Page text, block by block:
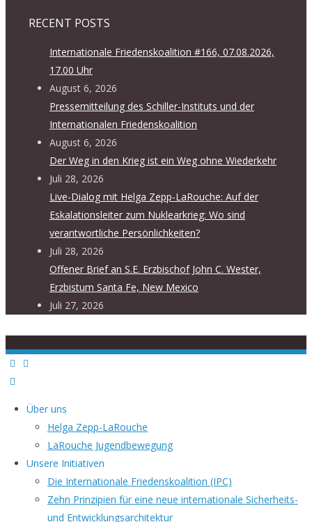
RECENT POSTS
Internationale Friedenskoalition #166, 07.08.2026,
17.00 Uhr
August 6, 2026
Pressemitteilung des Schiller-Instituts und der
Internationalen Friedenskoalition
August 6, 2026
Der Weg in den Krieg ist ein Weg ohne Wiederkehr
Juli 28, 2026
Live-Dialog mit Helga Zepp-LaRouche: Auf der
Eskalationsleiter zum Nuklearkrieg: Wo sind
verantwortliche Persönlichkeiten?
Juli 28, 2026
Offener Brief an S.E. Erzbischof John C. Wester,
Erzbistum Santa Fe, New Mexico
Juli 27, 2026
Über uns
Helga Zepp-LaRouche
LaRouche Jugendbewegung
Unsere Initiativen
Die Internationale Friedenskoalition (IPC)
­Zehn Prinzipien für eine neue internationale Sicherheits-
und Entwicklungsarchitektur